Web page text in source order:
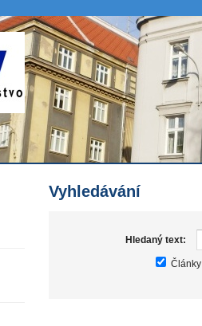
Vyhledávání
Hledaný text:
Články